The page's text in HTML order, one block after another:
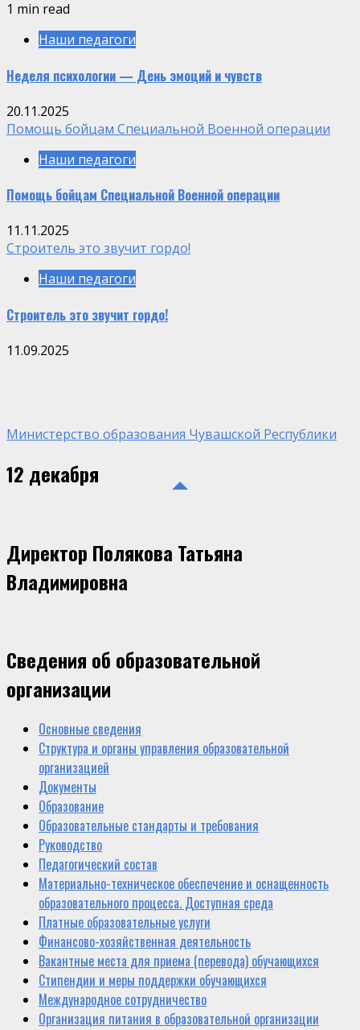
1 min read
Наши педагоги
Неделя психологии — День эмоций и чувств
20.11.2025
Помощь бойцам Специальной Военной операции
Наши педагоги
Помощь бойцам Специальной Военной операции
11.11.2025
Строитель это звучит гордо!
Наши педагоги
Строитель это звучит гордо!
11.09.2025
Министерство образования Чувашской Республики
12 декабря
Директор Полякова Татьяна
Владимировна
Сведения об образовательной
организации
Основные сведения
Структура и органы управления образовательной
организацией
Документы
Образование
Образовательные стандарты и требования
Руководство
Педагогический состав
Материально-техническое обеспечение и оснащенность
образовательного процесса. Доступная среда
Платные образовательные услуги
Финансово-хозяйственная деятельность
Вакантные места для приема (перевода) обучающихся
Стипендии и меры поддержки обучающихся
Международное сотрудничество
Организация питания в образовательной организации